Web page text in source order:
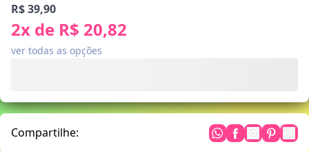
R$ 39,90
2x de R$ 20,82
ver todas as opções
Compartilhe: